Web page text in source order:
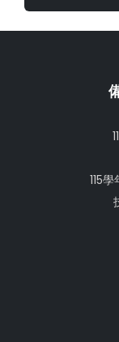
115